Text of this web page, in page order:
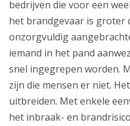
bedrijven die voor een
het brandgevaar is groter
onzorgvuldig
iemand in het pand
snel ingegrepen worden.
zijn die mensen er niet.
uitbreiden. Met enkele
het inbraak- en